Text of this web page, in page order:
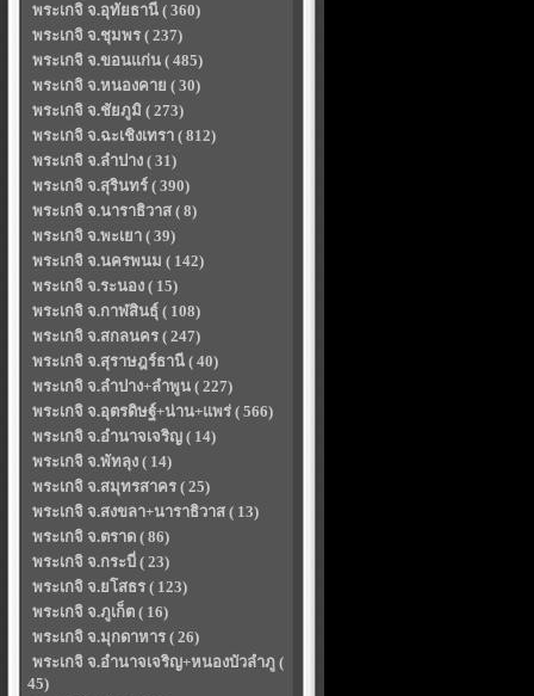
พระเกจิ จ.อุทัยธานี ( 360)
พระเกจิ จ.ชุมพร ( 237)
พระเกจิ จ.ขอนแก่น ( 485)
พระเกจิ จ.หนองคาย ( 30)
พระเกจิ จ.ชัยภูมิ ( 273)
พระเกจิ จ.ฉะเชิงเทรา ( 812)
พระเกจิ จ.ลำปาง ( 31)
พระเกจิ จ.สุรินทร์ ( 390)
พระเกจิ จ.นาราธิวาส ( 8)
พระเกจิ จ.พะเยา ( 39)
พระเกจิ จ.นครพนม ( 142)
พระเกจิ จ.ระนอง ( 15)
พระเกจิ จ.กาฬสินธุ์ ( 108)
พระเกจิ จ.สกลนคร ( 247)
พระเกจิ จ.สุราษฎร์ธานี ( 40)
พระเกจิ จ.ลำปาง+ลำพูน ( 227)
พระเกจิ จ.อุตรดิษฐ์+น่าน+แพร่ ( 566)
พระเกจิ จ.อำนาจเจริญ ( 14)
พระเกจิ จ.พัทลุง ( 14)
พระเกจิ จ.สมุทรสาคร ( 25)
พระเกจิ จ.สงขลา+นาราธิวาส ( 13)
พระเกจิ จ.ตราด ( 86)
พระเกจิ จ.กระบี่ ( 23)
พระเกจิ จ.ยโสธร ( 123)
พระเกจิ จ.ภูเก็ต ( 16)
พระเกจิ จ.มุกดาหาร ( 26)
พระเกจิ จ.อำนาจเจริญ+หนองบัวลำภู (
45)